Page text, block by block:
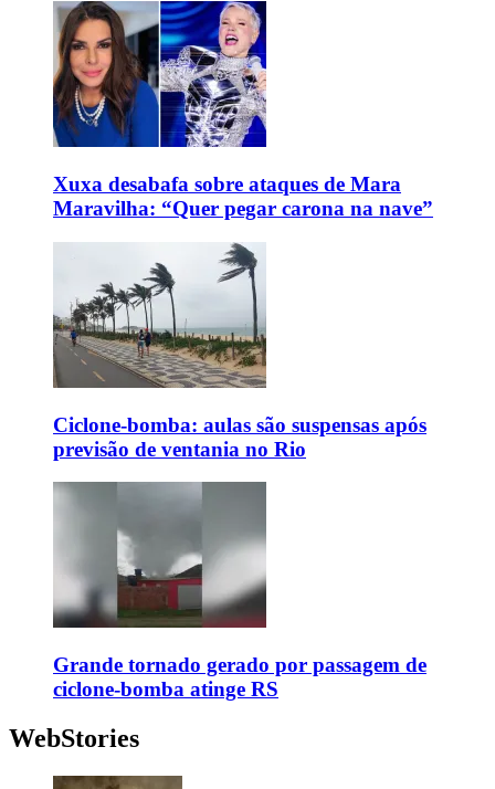
Xuxa desabafa sobre ataques de Mara
Maravilha: “Quer pegar carona na nave”
Ciclone-bomba: aulas são suspensas após
previsão de ventania no Rio
Grande tornado gerado por passagem de
ciclone-bomba atinge RS
WebStories